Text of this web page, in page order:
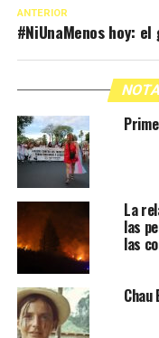
ANTERIOR
#NiUnaMenos hoy:
La
las
las
Chau